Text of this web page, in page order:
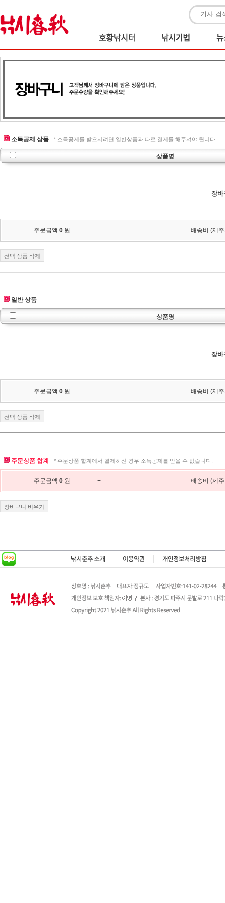
소득공제 상품 * 소득공제를 받으시려면 일반상품과 따로 결제를 해주셔야 됩니다.
상품명
장
주문금액 0 원 + 배송비 (제
선택 상품 삭제
일반 상품
상품명
장
주문금액 0 원 + 배송비 (제
선택 상품 삭제
주문상품 합계 * 주문상품 합계에서 결제하신 경우 소득공제를 받을 수 없습니다.
주문금액 0 원 + 배송비 (제
장바구니 비우기